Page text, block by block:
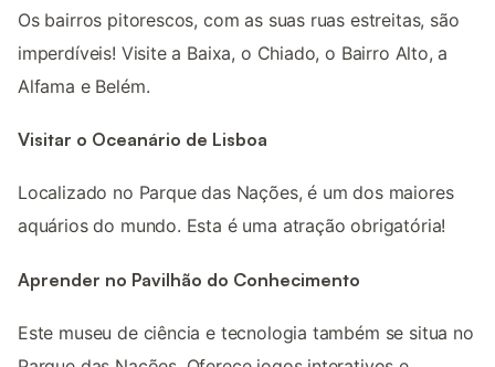
Os bairros pitorescos, com as suas ruas estreitas, são
imperdíveis! Visite a Baixa, o Chiado, o Bairro Alto, a
Alfama e Belém.
Visitar o Oceanário de Lisboa
Localizado no Parque das Nações, é um dos maiores
aquários do mundo. Esta é uma atração obrigatória!
Aprender no Pavilhão do Conhecimento
Este museu de ciência e tecnologia também se situa no